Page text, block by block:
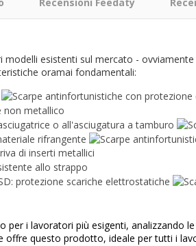
esistenti sul mercato - ovviamente
oramai fondamentali:
per i lavoratori più esigenti, analizzando
offre questo prodotto, ideale per tutti i